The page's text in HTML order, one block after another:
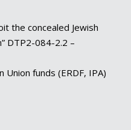
the concealed Jewish
DTP2-084-2.2 –
funds (ERDF, IPA)